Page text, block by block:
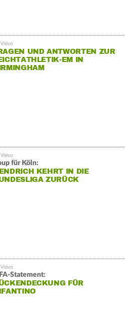
UND ANTWORTEN ZUR
EM IN
für Köln:
KEHRT IN DIE
ZURÜCK
Statement:
FÜR